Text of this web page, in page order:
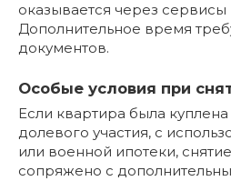
оказывается через
Дополнительное время
документов.
Особые условия при
Если квартира была
долевого участия, с
или военной ипотеки,
сопряжено с